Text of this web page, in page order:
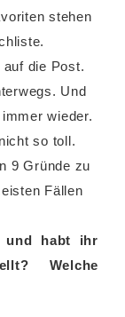
stehen
die Post.
Und
wieder.
so toll.
9 Gründe zu
Fällen
und habt ihr
Welche